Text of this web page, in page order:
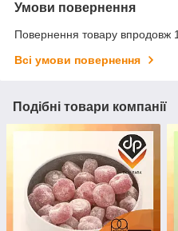
Умови повернення
Повернення товару впродовж
Всі умови повернення
Подібні товари компанії